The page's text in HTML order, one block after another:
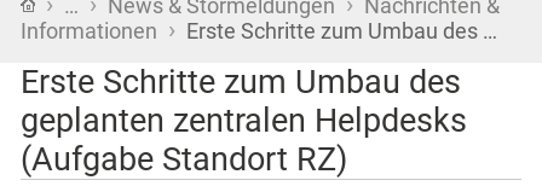
… News & Störmeldungen
Nachrichten &
Informationen › Erste Schritte zum Umbau des …
Erste Schritte zum Umbau des
geplanten zentralen Helpdesks
(Aufgabe Standort RZ)